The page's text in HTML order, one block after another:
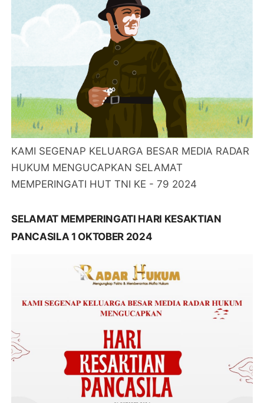
KAMI SEGENAP KELUARGA BESAR MEDIA RADAR
HUKUM MENGUCAPKAN SELAMAT
MEMPERINGATI HUT TNI KE - 79 2024
SELAMAT MEMPERINGATI HARI KESAKTIAN
PANCASILA 1 OKTOBER 2024